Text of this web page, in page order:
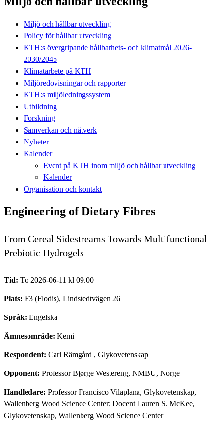
Miljö och hållbar utveckling
Policy för hållbar utveckling
KTH:s övergripande hållbarhets- och klimatmål 2026-
2030/2045
Klimatarbete på KTH
Miljöredovisningar och rapporter
KTH:s miljöledningssystem
Utbildning
Forskning
Samverkan och nätverk
Nyheter
Kalender
Event på KTH inom miljö och hållbar utveckling
Kalender
Organisation och kontakt
Engineering of Dietary Fibres
From Cereal Sidestreams Towards Multifunctional
Prebiotic Hydrogels
Tid: To 2026-06-11 kl 09.00
Plats: F3 (Flodis), Lindstedtvägen 26
Språk: Engelska
Ämnesområde: Kemi
Respondent: Carl Rämgård , Glykovetenskap
Opponent: Professor Bjørge Westereng, NMBU, Norge
Handledare: Professor Francisco Vilaplana, Glykovetenskap,
Wallenberg Wood Science Center; Docent Lauren S. McKee,
Glykovetenskap, Wallenberg Wood Science Center